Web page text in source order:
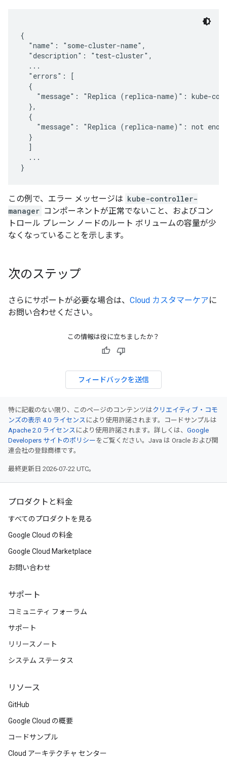
{
  "name": "some-cluster-name",
  "description": "test-cluster",
  ...
  "errors": [
  {
"message": "Replica (replica-name)": kube-
  },
  {
"message": "Replica (replica-name)": not
  }
  ]
  ...
この例で、エラー メッセージは kube-controller-
manager コンポーネントが正常でないこと、およびコン
トロール プレーン ノードのルート ボリュームの容量が少
なくなっていることを示します。
次のステップ
さらにサポートが必要な場合は、 Cloud カスタマーケアに
お問い合わせください。
この情報は役に立ちましたか？
フィードバックを送信
特に記載のない限り、このページのコンテンツはクリエイティブ・コモ
ンズの表示 4.0 ライセンス により使用許諾されます。コードサンプルは
Apache 2.0 ライセンス により使用許諾されます。詳しくは、 Google
Developers サイトのポリシー をご覧ください。Java は Oracle および関
連会社の登録商標です。
最終更新日 2026-07-22 UTC。
プロダクトと料金
すべてのプロダクトを見る
Google Cloud の料金
Google Cloud Marketplace
お問い合わせ
サポート
コミュニティ フォーラム
サポート
リリースノート
システム ステータス
リソース
GitHub
Google Cloud の概要
コードサンプル
Cloud アーキテクチャ センター